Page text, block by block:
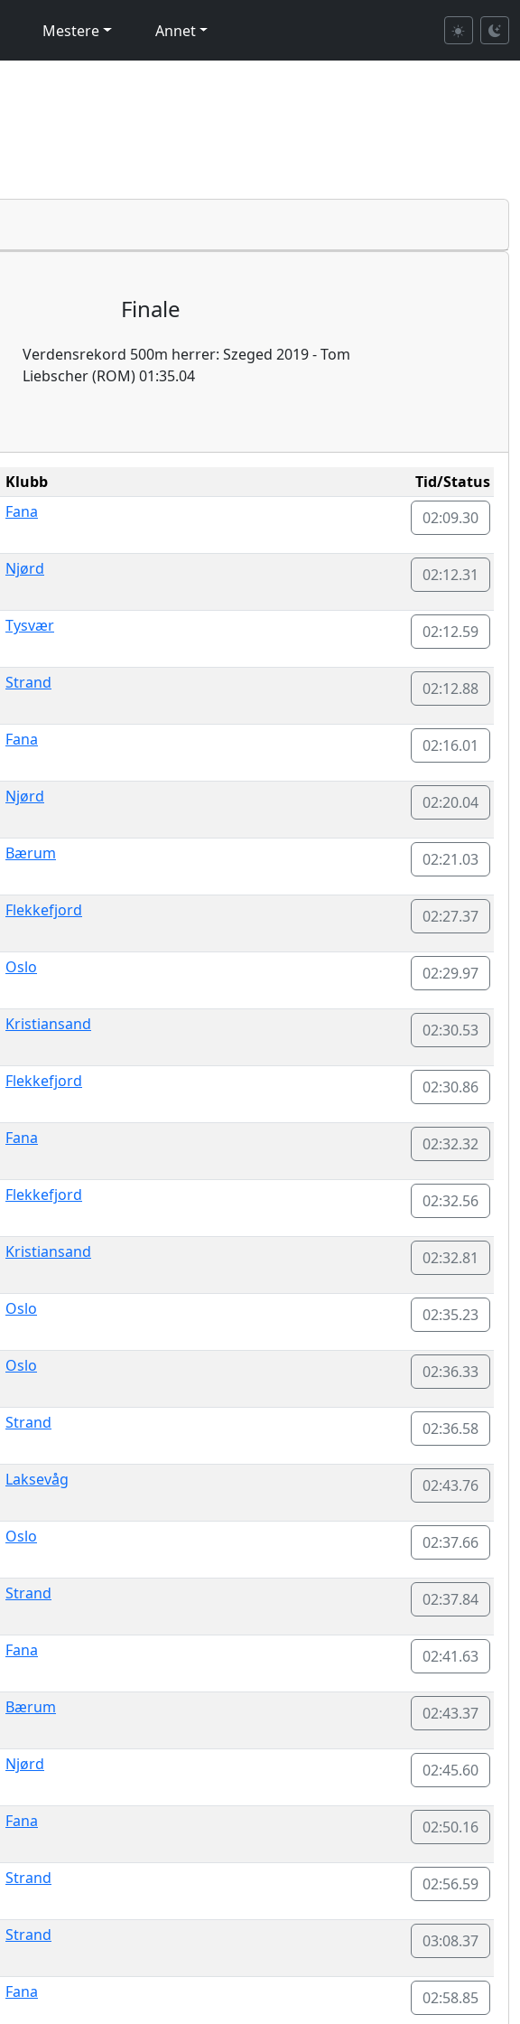
Mestere Annet
Finale
Verdensrekord 500m herrer: Szeged 2019 - Tom
Liebscher (ROM) 01:35.04
Klubb
Tid/Status
Fana 02:09.30
Njørd 02:12.31
Tysvær 02:12.59
Strand 02:12.88
Fana 02:16.01
Njørd 02:20.04
Bærum 02:21.03
Flekkefjord 02:27.37
Oslo 02:29.97
Kristiansand 02:30.53
Flekkefjord 02:30.86
Fana 02:32.32
Flekkefjord 02:32.56
Kristiansand 02:32.81
Oslo 02:35.23
Oslo 02:36.33
Strand 02:36.58
Laksevåg 02:43.76
Oslo 02:37.66
Strand 02:37.84
Fana 02:41.63
Bærum 02:43.37
Njørd 02:45.60
Fana 02:50.16
Strand 02:56.59
Strand 03:08.37
Fana 02:58.85